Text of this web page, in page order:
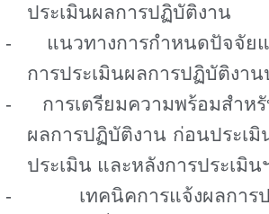
ประเมินผลการปฏิบัติงาน
-
แนวทางการกำหนดปัจจัย
การประเมินผลการปฏิบัติงาน
-
การเตรียมความพร้อมสำห
ผลการปฏิบัติงาน ก่อนประเมิ
ประเมิน และหลังการประเมิน
-
เทคนิคการแจ้งผลการ